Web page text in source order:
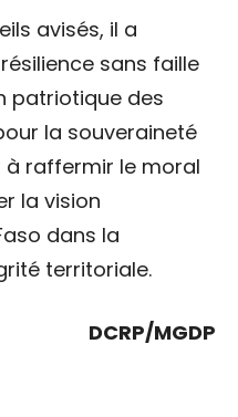
avisés, il a
sans faille
patriotique des
la souveraineté
à raffermir le moral
la vision
dans la
territoriale.
DCRP/MGDP